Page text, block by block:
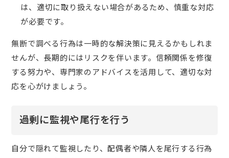
は、適切に取り扱えない場合があるため、慎重な対応
が必要です。
無断で調べる行為は一時的な解決策に見えるかもしれま
せんが、長期的にはリスクを伴います。信頼関係を修復
する努力や、専門家のアドバイスを活用して、適切な対
応を心がけましょう。
過剰に監視や尾行を行う
自分で隠れて監視したり、配偶者や隣人を尾行する行為